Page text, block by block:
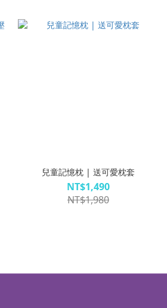
兒童記憶枕 | 送可愛枕套
NT$1,490
NT$1,980